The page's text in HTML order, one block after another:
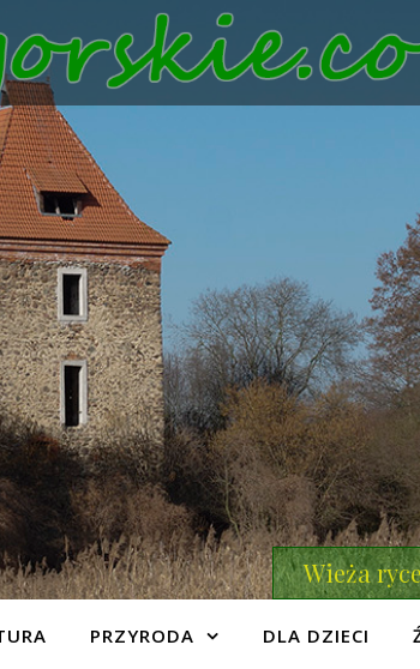
Wieża
PRZYRODA DLA DZIECI